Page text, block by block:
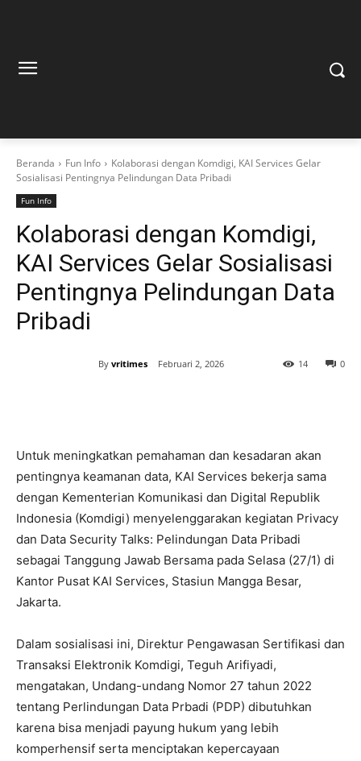
Beranda Fun Info
Kolaborasi dengan Komdigi, KAI Services Gelar
Sosialisasi Pentingnya Pelindungan Data Pribadi
Fun Info
Kolaborasi dengan Komdigi,
KAI Services Gelar Sosialisasi
Pentingnya Pelindungan Data
Pribadi
By vritimes Februari 2, 2026 0
14
Untuk meningkatkan pemahaman dan kesadaran akan
pentingnya keamanan data, KAI Services bekerja sama
dengan Kementerian Komunikasi dan Digital Republik
Indonesia (Komdigi) menyelenggarakan kegiatan Privacy
dan Data Security Talks: Pelindungan Data Pribadi
sebagai Tanggung Jawab Bersama pada Selasa (27/1) di
Kantor Pusat KAI Services, Stasiun Mangga Besar,
Jakarta.
Dalam sosialisasi ini, Direktur Pengawasan Sertifikasi dan
Transaksi Elektronik Komdigi, Teguh Arifiyadi,
mengatakan, Undang-undang Nomor 27 tahun 2022
tentang Perlindungan Data Prbadi (PDP) dibutuhkan
karena bisa menjadi payung hukum yang lebih
komperhensif serta menciptakan kepercayaan